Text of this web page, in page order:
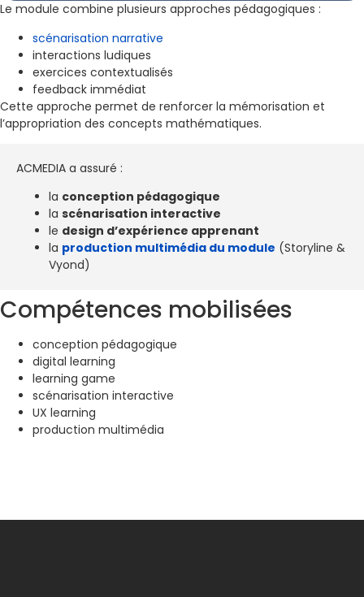
Le module combine plusieurs approches pédagogiques :
scénarisation narrative
interactions ludiques
exercices contextualisés
feedback immédiat
Cette approche permet de renforcer la mémorisation et
l’appropriation des concepts mathématiques.
ACMEDIA a assuré :
la conception pédagogique
la scénarisation interactive
le design d’expérience apprenant
la production multimédia du module (Storyline &
Vyond)
Compétences mobilisées
conception pédagogique
digital learning
learning game
scénarisation interactive
UX learning
production multimédia